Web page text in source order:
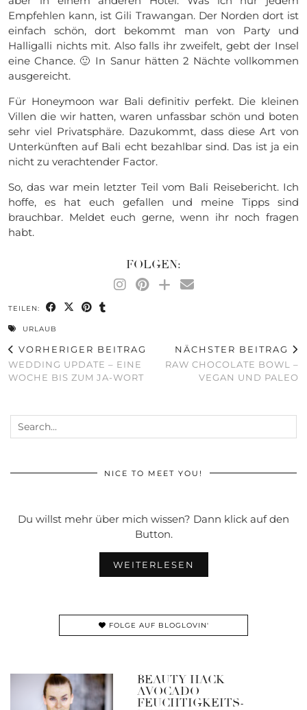
Empfehlen kann, ist Gili Trawangan. Der Norden dort ist
einfach schön, dort bekommt man von Party und
Halligalli nichts mit. Also falls ihr zweifelt, gebt der Insel
eine Chance. 🙂 In Sanur hätten 2 Nächte vollkommen
ausgereicht.
Für Honeymoon war Bali definitiv perfekt. Die kleinen
Villen die wir hatten, waren unfassbar schön und boten
sehr viel Privatsphäre. Dazukommt, dass diese Art von
Unterkünften auf Bali echt bezahlbar sind. Das ist ja ein
nicht zu verachtender Factor.
So, das war mein letzter Teil vom Bali Reisebericht. Ich
hoffe, es hat euch gefallen und meine Tipps sind
brauchbar. Meldet euch gerne, wenn ihr noch fragen
habt.
FOLGEN:
TEILEN:
URLAUB
VORHERIGER BEITRAG
WEDDING UPDATE – EINE
WOCHE BIS ZUM JA-WORT
NÄCHSTER BEITRAG
RAW CHOCOLATE BOWL –
VEGAN UND PALEO
NICE TO MEET YOU!
Du willst mehr über mich wissen? Dann klick auf den
Button.
WEITERLESEN
FOLGE AUF BLOGLOVIN'
BEAUTY HACK –
AVOCADO
FEUCHTIGKEITS-